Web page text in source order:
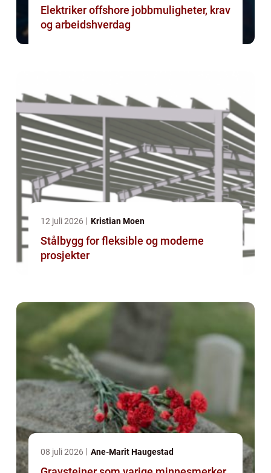
Elektriker offshore jobbmuligheter, krav
og arbeidshverdag
12 juli 2026 Kristian Moen
Stålbygg for fleksible og moderne
prosjekter
08 juli 2026 Ane-Marit Haugestad